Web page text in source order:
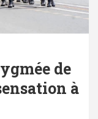
de
à